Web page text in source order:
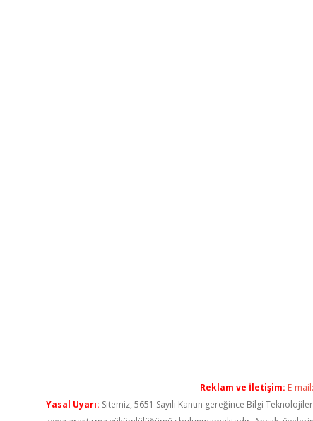
Reklam ve İletişim: E-mail:
Yasal Uyarı: Sitemiz, 5651 Sayılı Kanun gereğince Bilgi